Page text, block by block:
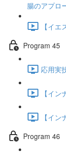
腸のアプロ
【イ
Program 45
応用実
【イ
【イ
Program 46